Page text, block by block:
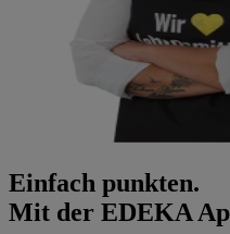
Einfach punkten.
Mit der EDEKA